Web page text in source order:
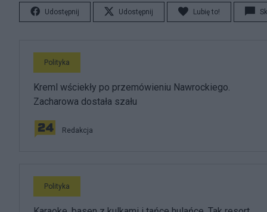
Udostępnij Udostępnij Lubię to!
Polityka
Kreml wściekły po przemówieniu Nawrockiego.
Zacharowa dostała szału
Redakcja
Polityka